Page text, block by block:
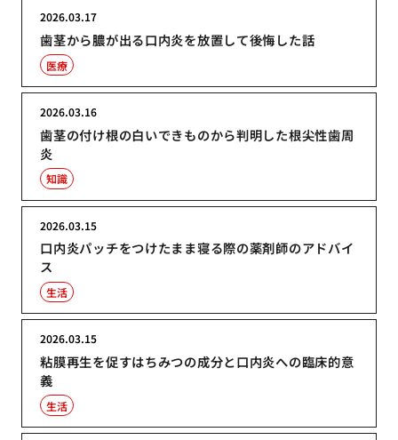
歯茎から膿が出る口内炎を放置して後悔した話
2026.03.17
医療
歯茎の付け根の白いできものから判明した根尖性歯周
炎
2026.03.16
知識
口内炎パッチをつけたまま寝る際の薬剤師のアドバイ
ス
2026.03.15
生活
粘膜再生を促すはちみつの成分と口内炎への臨床的意
義
2026.03.15
生活